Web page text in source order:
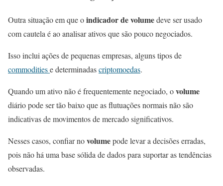
Outra situação em que oindicador de volumedeve ser usado
com cautela é ao analisar ativos que são pouco negociados.
Isso inclui ações de pequenas empresas, alguns tipos de
commoditiese determinadascriptomoedas.
Quando um ativo não é frequentemente negociado, ovolume
diário pode ser tão baixo que as flutuações normais não são
indicativas de movimentos de mercado significativos.
Nesses casos, confiar novolumepode levar a decisões erradas,
pois não há uma base sólida de dados para suportar as tendências
observadas.